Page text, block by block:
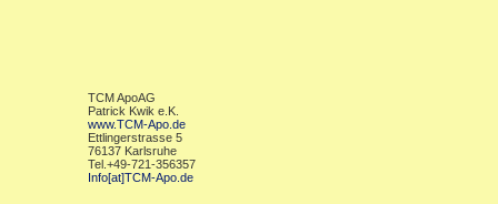
TCM ApoAG
Patrick Kwik e.K.
www.TCM-Apo.de
Ettlingerstrasse 5
76137 Karlsruhe
Tel.+49-721-356357
Info[at]TCM-Apo.de